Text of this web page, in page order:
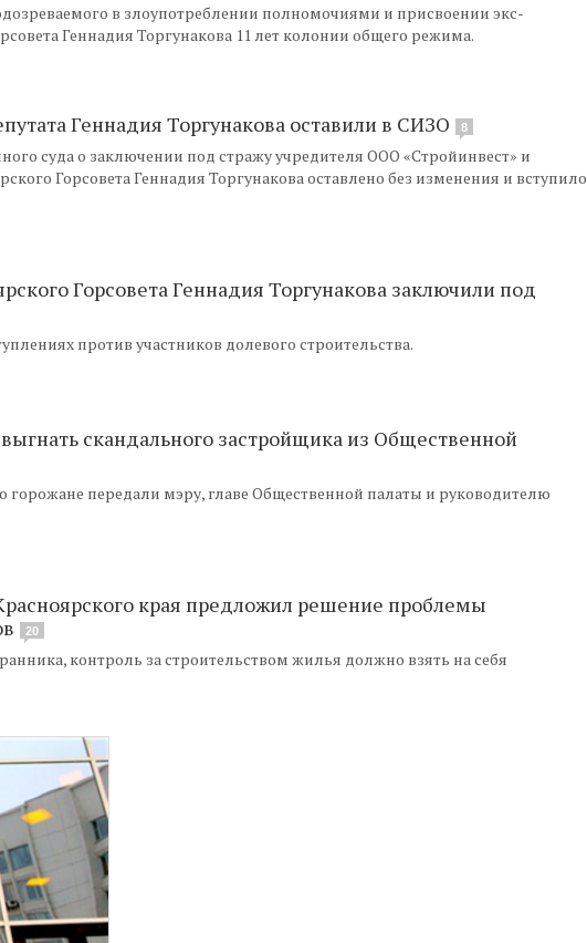
в злоупотреблении полномочиями и присвоении экс-
Геннадия Торгунакова 11 лет колонии общего режима.
Геннадия Торгунакова оставили в СИЗО 8
суда о заключении под стражу учредителя ООО «Стройинвест» и
Горсовета Геннадия Торгунакова оставлено без изменения и вступило
Горсовета Геннадия Торгунакова заключили под
против участников долевого строительства.
скандального застройщика из Общественной
передали мэру, главе Общественной палаты и руководителю
края предложил решение проблемы
20
контроль за строительством жилья должно взять на себя